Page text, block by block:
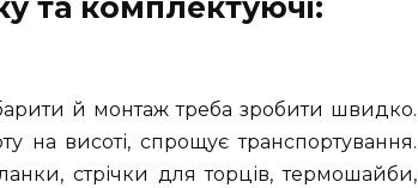
та комплектуючі:
й монтаж треба зробити швидко.
на висоті, спрощує транспортування.
стрічки для торців, термошайби,